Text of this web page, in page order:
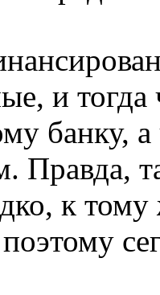
и тогда
банку,
Правда,
к